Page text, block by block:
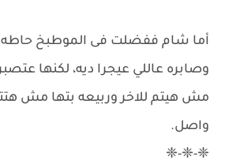
أما شام ففضلت فى الموطبخ حاطه
وصابره عاللي عيجرا ديه، لكنها
مش هيتم للاخر وربيعه بتها مش
واصل.
❈-❈-❈